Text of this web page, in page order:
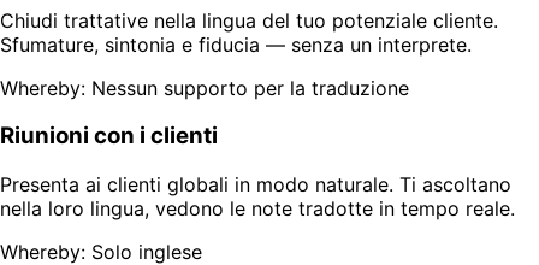
Chiudi trattative nella lingua del tuo potenziale cliente.
Sfumature, sintonia e fiducia — senza un interprete.
Whereby: Nessun supporto per la traduzione
Riunioni con i clienti
Presenta ai clienti globali in modo naturale. Ti ascoltano
nella loro lingua, vedono le note tradotte in tempo reale.
Whereby: Solo inglese